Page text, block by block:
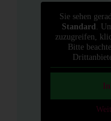
Sie sehen
Standard .
zuzugreifen,
Bitte